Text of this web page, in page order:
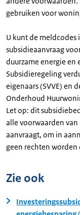
gebruiken voor
U kunt de meldcodes
subsidieaanvraag
duurzame energie en
Subsidieregeling
eigenaars (SVVE) en
Onderhoud
Let op: dit
alle voorwaarden van
aanvraagt, om in
geen rechten
Zie ook